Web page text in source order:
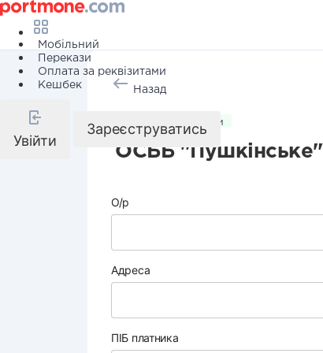
Мобільний
Перекази
Оплата за реквізитами
Кешбек
Увійти
Зареєструватись
Назад
Комунальні послуги
ОСББ "Пушкінське"
О/р
Адреса
ПІБ платника